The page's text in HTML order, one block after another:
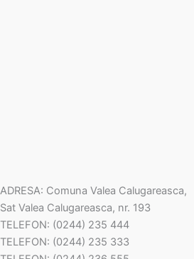
ADRESA: Comuna Valea Calugareasca,
Sat Valea Calugareasca, nr. 193
TELEFON: (0244) 235 444
TELEFON: (0244) 235 333